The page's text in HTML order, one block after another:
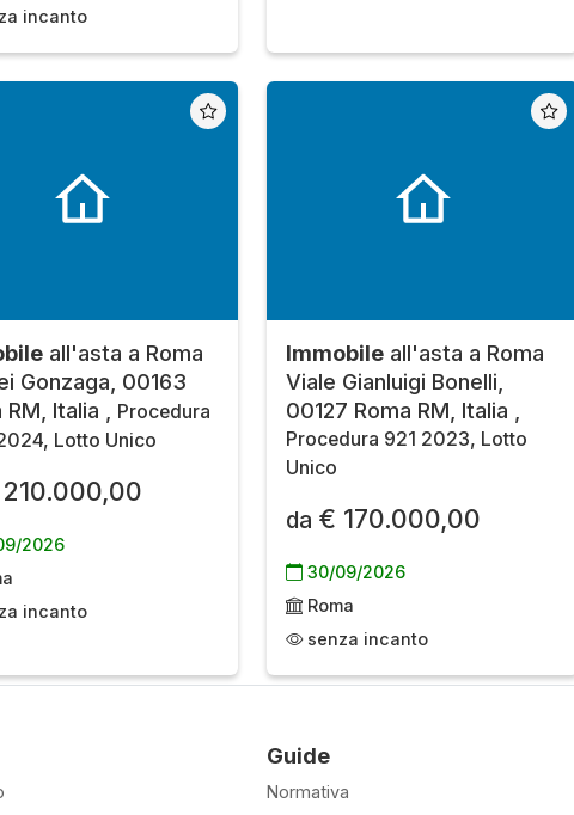
incanto
all'asta a Roma
Gonzaga, 00163
RM, Italia ,
Procedura
Lotto Unico
2026
incanto
Immobile all'asta a Roma
Viale Gianluigi Bonelli,
00127 Roma RM, Italia ,
Procedura 921 2023, Lotto
Unico
da € 170.000,00
30/09/2026
Roma
senza incanto
Guide
Normativa